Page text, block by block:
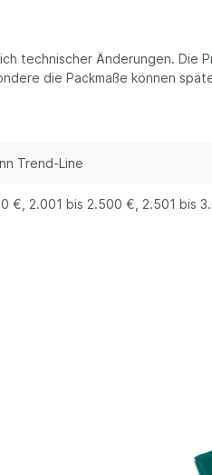
technischer Änderungen. Die
die Packmaße können
Trend-Line
€ , 2.001 bis 2.500 € , 2.501 bis